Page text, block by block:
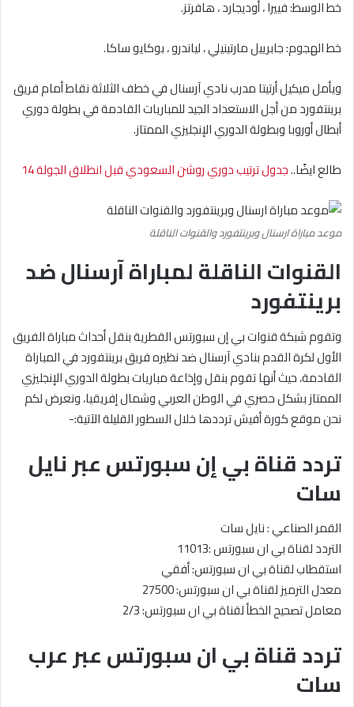
خط الوسط: فييرا ، أوديجارد ، هافرتز.
خط الهجوم: جابرييل مارتينيلي ، لياندرو ، بوكايو ساكا.
ويأمل ميكيل أرتيتا مدرب نادي آرسنال في خطف الثلاثة نقاط أمام فريق
برينتفورد من أجل الاستعداد الجيد للمباريات القادمة في بطولة دوري
أبطال أوروبا وبطولة الدوري الإنجليزي الممتاز.
طالع ايضًا..جدول ترتيب دوري روشن السعودي قبل انطلاق الجولة 14
موعد مباراة ارسنال وبرينتفورد والقنوات الناقلة
القنوات الناقلة لمباراة آرسنال ضد
برينتفورد
وتقوم شبكة قنوات بي إن سبورتس القطرية بنقل أحداث مباراة الفريق
الأول لكرة القدم بنادي آرسنال ضد نظيره فريق برينتفورد في المباراة
القادمة، حيث أنها تقوم بنقل وإذاعة مباريات بطولة الدوري الإنجليزي
الممتاز بشكل حصري في الوطن العربي وشمال إفريقيا، ونعرض لكم
نحن موقع كورة أفيش ترددها خلال السطور القليلة الآتية:-
تردد قناة بي إن سبورتس عبر نايل
سات
القمر الصناعي : نايل سات
التردد لقناة بي ان سبورتس :11013
استقطاب لقناة بي ان سبورتس: أفقي
معدل الترميز لقناة بي ان سبورتس: 27500
معامل تصحيح الخطأ لقناة بي ان سبورتس: 2/3
تردد قناة بي ان سبورتس عبر عرب
سات